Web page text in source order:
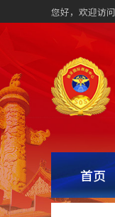
您好，欢迎访
首页